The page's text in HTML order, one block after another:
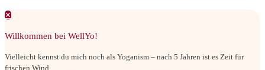
✕
Willkommen bei WellYo!
Vielleicht kennst du mich noch als Yoganism – nach 5 Jahren ist es Zeit für
frischen Wind.